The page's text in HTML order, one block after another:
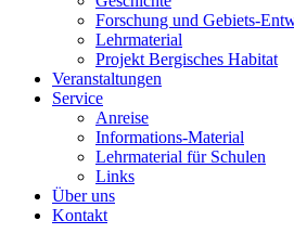
Forschung und Gebiets-
Lehrmaterial
Projekt Bergisches Habitat
Veranstaltungen
Service
Anreise
Informations-Material
Lehrmaterial für Schulen
Links
Über uns
Kontakt